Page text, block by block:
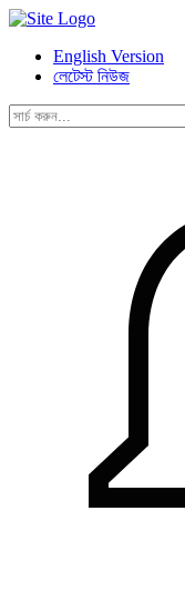
English Version
লেটেস্ট নিউজ